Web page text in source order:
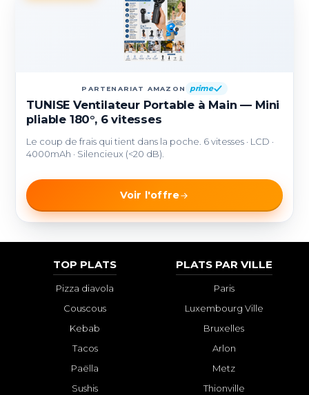
PARTENARIAT AMAZON prime
TUNISE Ventilateur Portable à Main — Mini
pliable 180°, 6 vitesses
Le coup de frais qui tient dans la poche. 6 vitesses · LCD ·
4000mAh · Silencieux (<20 dB).
Voir l'offre
TOP PLATS
Pizza diavola
Couscous
Kebab
Tacos
Paëlla
Sushis
PLATS PAR VILLE
Paris
Luxembourg Ville
Bruxelles
Arlon
Metz
Thionville